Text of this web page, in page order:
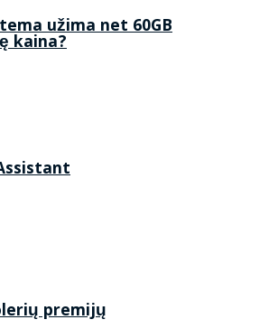
užima net 60GB
premijų
kaina?